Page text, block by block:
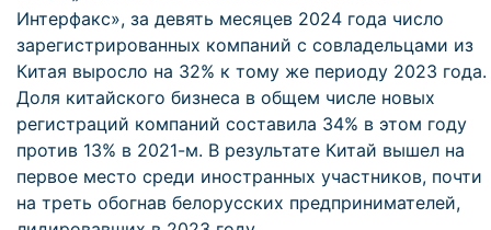
Интерфакс», за девять месяцев 2024 года число
зарегистрированных компаний с совладельцами из
Китая выросло на 32% к тому же периоду 2023 года.
Доля китайского бизнеса в общем числе новых
регистраций компаний составила 34% в этом году
против 13% в 2021-м. В результате Китай вышел на
первое место среди иностранных участников, почти
на треть обогнав белорусских предпринимателей,